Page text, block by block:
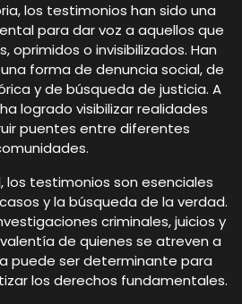
los testimonios han sido una
para dar voz a aquellos que
oprimidos o invisibilizados. Han
forma de denuncia social, de
y de búsqueda de justicia. A
logrado visibilizar realidades
puentes entre diferentes
los testimonios son esenciales
y la búsqueda de la verdad.
criminales, juicios y
de quienes se atreven a
puede ser determinante para
los derechos fundamentales.